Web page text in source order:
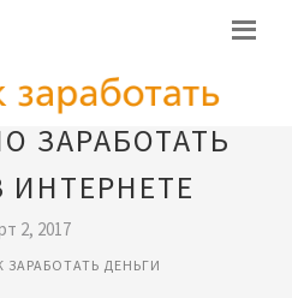
ЗАРАБОТАТЬ
ИНТЕРНЕТЕ
2, 2017
ЗАРАБОТАТЬ ДЕНЬГИ